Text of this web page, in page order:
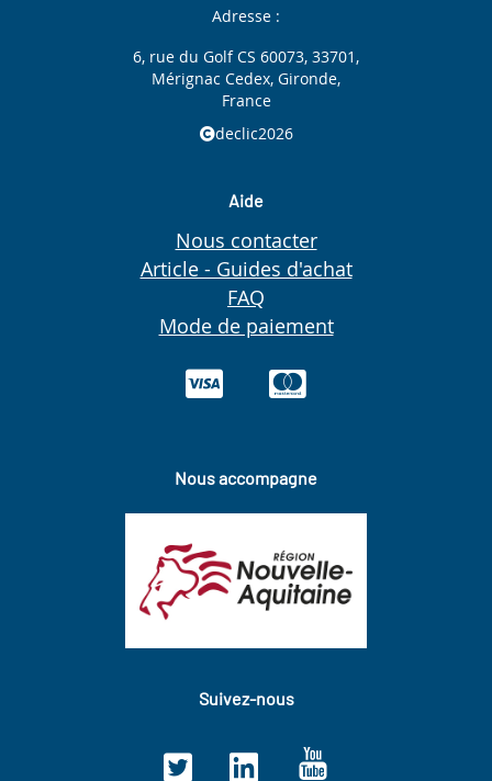
Adresse :
6, rue du Golf CS 60073, 33701,
Mérignac Cedex, Gironde,
France
declic2026
Aide
Nous contacter
Article - Guides d'achat
FAQ
Mode de paiement
Nous accompagne
Suivez-nous